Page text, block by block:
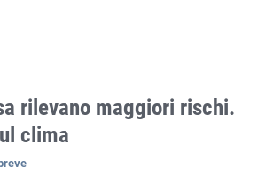
rilevano maggiori rischi.
clima